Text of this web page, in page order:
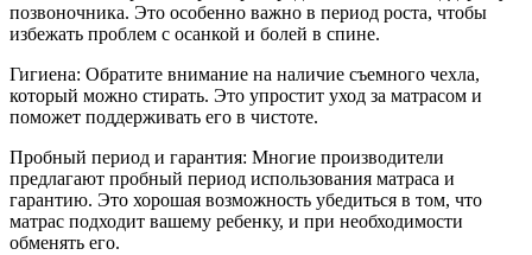
позвоночника. Это особенно важно в период роста, чтобы
избежать проблем с осанкой и болей в спине.
Гигиена: Обратите внимание на наличие съемного чехла,
который можно стирать. Это упростит уход за матрасом и
поможет поддерживать его в чистоте.
Пробный период и гарантия: Многие производители
предлагают пробный период использования матраса и
гарантию. Это хорошая возможность убедиться в том, что
матрас подходит вашему ребенку, и при необходимости
обменять его.